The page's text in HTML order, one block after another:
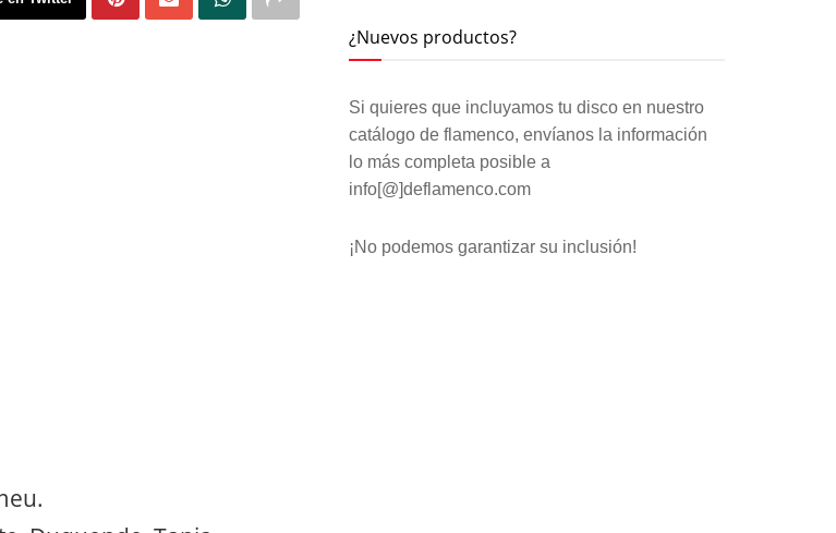
¿Nuevos productos?
Si quieres que incluyamos tu disco en nuestro
catálogo de flamenco, envíanos la información
lo más completa posible a
info[@]deflamenco.com
¡No podemos garantizar su inclusión!